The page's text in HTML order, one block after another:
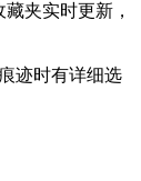
夹实时更新，
迹时有详细选